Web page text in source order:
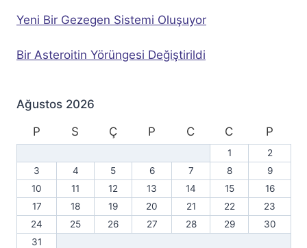
Yeni Bir Gezegen Sistemi Oluşuyor
Bir Asteroitin Yörüngesi Değiştirildi
Ağustos 2026
P
S Ç P C C P
1
2
3
4 5 6 7 8
9
10
11 12 13 14 15
16
17
18 19 20 21 22
23
24
25 26 27 28 29
30
31